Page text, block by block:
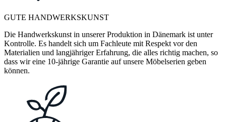
GUTE HANDWERKSKUNST
Die Handwerkskunst in unserer Produktion in Dänemark ist unter
Kontrolle. Es handelt sich um Fachleute mit Respekt vor den
Materialien und langjähriger Erfahrung, die alles richtig machen, so
dass wir eine 10-jährige Garantie auf unsere Möbelserien geben
können.